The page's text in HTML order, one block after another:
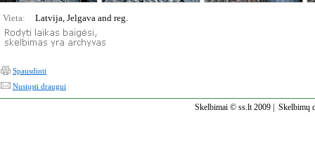
Vieta: Latvija, Jelgava and reg.
Spausdinti
Nusiųsti draugui
Skelbimai © ss.lt 2009 | Skelbimų